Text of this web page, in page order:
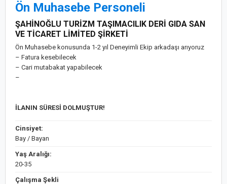
Ön Muhasebe Personeli
ŞAHİNOĞLU TURİZM TAŞIMACILIK DERİ GIDA SAN
VE TİCARET LİMİTED ŞİRKETİ
Ön Muhasebe konusunda 1-2 yıl Deneyimli Ekip arkadaşı arıyoruz
– Fatura kesebilecek
– Cari mutabakat yapabilecek
–
İLANIN SÜRESİ DOLMUŞTUR!
Cinsiyet:
Bay / Bayan
Yaş Aralığı:
20-35
Çalışma Şekli